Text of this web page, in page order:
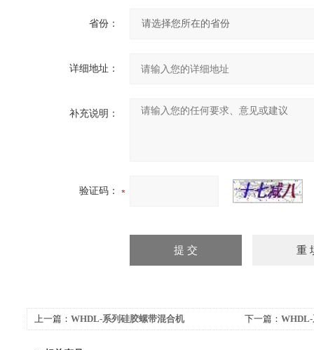
省份：
详细地址：
补充说明：
验证码：
上一篇： WHDL-系列硅胶螺带混合机 下一篇： WHDL-